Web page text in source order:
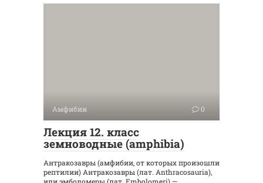
Амфибии 0
Лекция 12. класс
земноводные (amphibia)
Антракозавры (амфибии, от которых произошли
рептилии) Антракозавры (лат. Anthracosauria),
или эмболомеры (лат. Embolomeri) —